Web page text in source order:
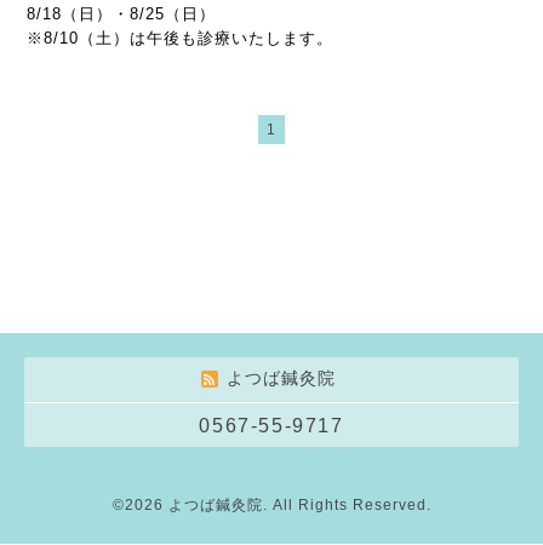
8/18（日）・8/25（日）
※8/10（土）は午後も診療いたします。
1
よつば鍼灸院
0567-55-9717
©2026 よつば鍼灸院. All Rights Reserved.